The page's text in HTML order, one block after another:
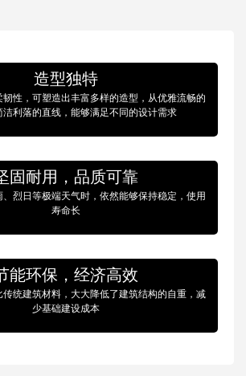
造型独特
性，可塑造出丰富多样的造型，从优雅流畅的
洁利落的直线，能够满足不同的设计需求
固耐用，品质可靠
烈日等极端天气时，依然能够保持稳定，使用
寿命长
能环保，经济高效
传统建筑材料，大大降低了建筑结构的自重，减
少基础建设成本